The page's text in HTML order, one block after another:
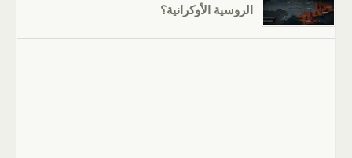
الروسية الأوكرانية؟